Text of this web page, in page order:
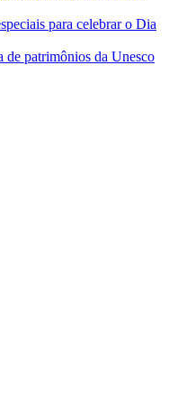
para celebrar o Dia
de patrimônios da Unesco